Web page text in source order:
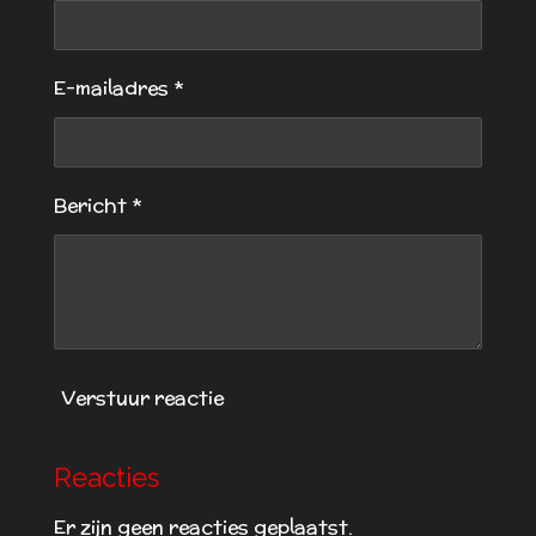
0
e
r
n
e
n
e
n
e
n
e
E-mailadres *
Bericht *
Verstuur reactie
Reacties
Er zijn geen reacties geplaatst.